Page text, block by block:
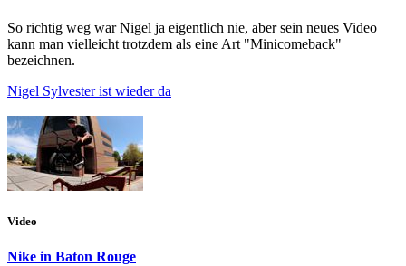
So richtig weg war Nigel ja eigentlich nie, aber sein neues Video
kann man vielleicht trotzdem als eine Art "Minicomeback"
bezeichnen.
Nigel Sylvester ist wieder da
Video
Nike in Baton Rouge